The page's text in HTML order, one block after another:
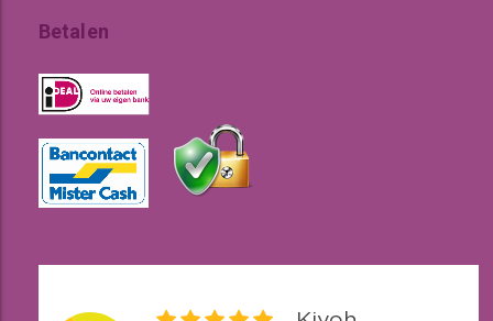
Betalen